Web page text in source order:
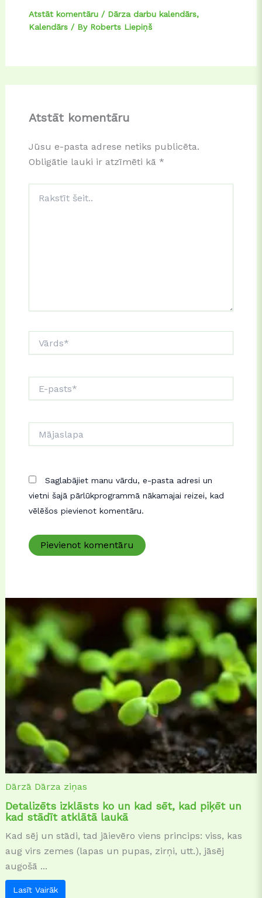
Atstāt komentāru / Dārza darbu kalendārs,
Kalendārs/ By Roberts Liepiņš
Atstāt komentāru
Jūsu e-pasta adrese netiks publicēta.
Obligātie lauki ir atzīmēti kā *
šeit..
pasts*
Saglabājiet manu vārdu, e-pasta adresi un
vietni šajā pārlūkprogrammā nākamajai reizei, kad
vēlēšos pievienot komentāru.
Dārzā Dārza ziņas
Detalizēts izklāsts ko un kad sēt, kad piķēt un
kad stādīt atklātā laukā
Kad sēj un stādi, tad jāievēro viens princips: viss, kas
aug virs zemes (lapas un pupas, zirņi, utt.), jāsēj
augošā ...
Lasīt Vairāk